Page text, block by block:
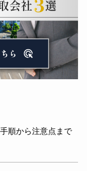
順から注意点まで